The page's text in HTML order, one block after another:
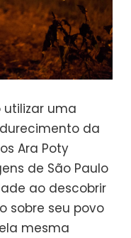
uma
da
Ara Poty
de São Paulo
ao descobrir
sobre seu povo
mesma